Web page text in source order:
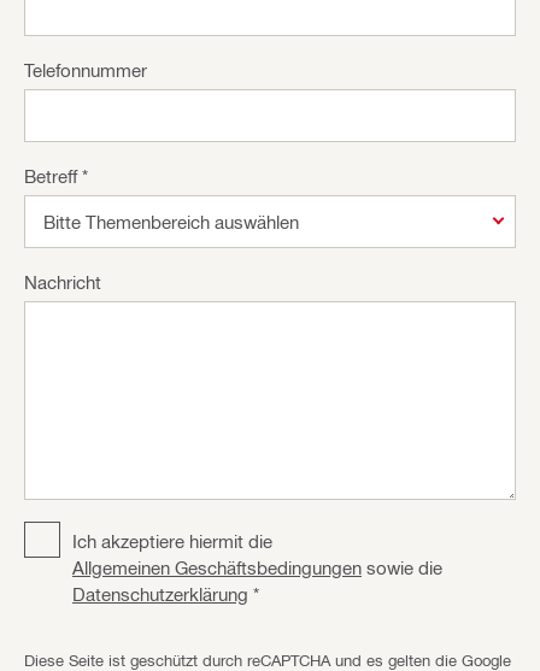
Telefonnummer
Betreff *
Nachricht
And
Conditions
Ich akzeptiere hiermit die
Allgemeinen Geschäftsbedingungen sowie die
Datenschutzerklärung *
Diese Seite ist geschützt durch reCAPTCHA und es gelten die Google